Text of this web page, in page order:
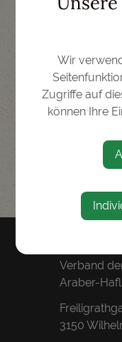
Verband
Araber-
3150
Wir
Zugriffe auf
können Ihre